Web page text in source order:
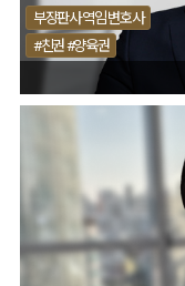
부장판사 역임 변호사
#친권 #양육권